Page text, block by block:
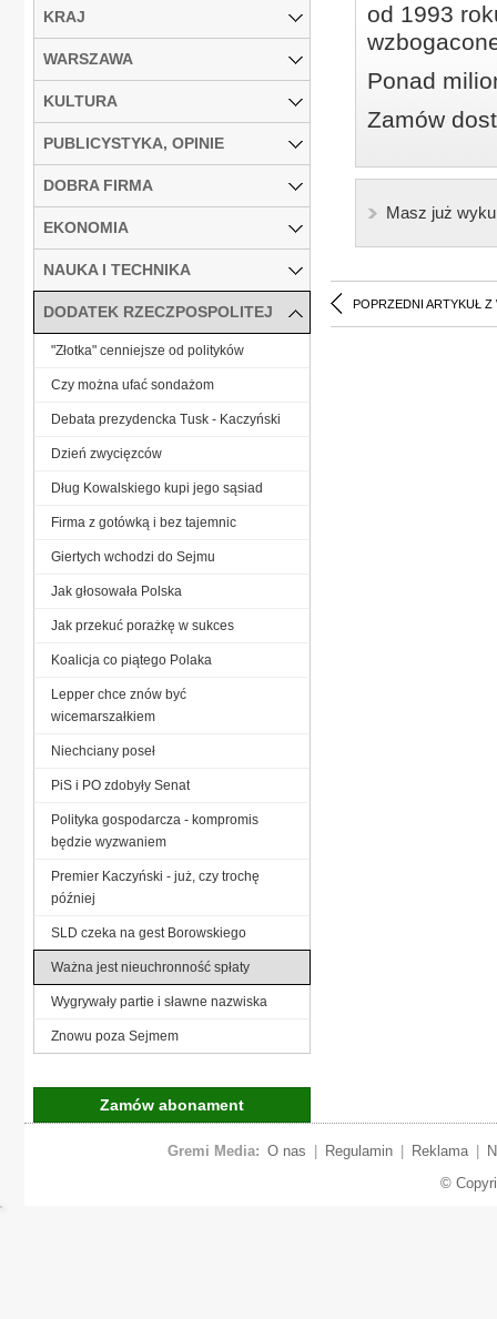
od 1993
Ponad
Zamów
Masz już
POPRZEDNI ARTYKUŁ Z
KRAJ
WARSZAWA
KULTURA
PUBLICYSTYKA, OPINIE
DOBRA FIRMA
EKONOMIA
NAUKA I TECHNIKA
DODATEK RZECZPOSPOLITEJ
"Złotka" cenniejsze od polityków
Czy można ufać sondażom
Debata prezydencka Tusk - Kaczyński
Dzień zwycięzców
Dług Kowalskiego kupi jego sąsiad
Firma z gotówką i bez tajemnic
Giertych wchodzi do Sejmu
Jak głosowała Polska
Jak przekuć porażkę w sukces
Koalicja co piątego Polaka
Lepper chce znów być
wicemarszałkiem
Niechciany poseł
PiS i PO zdobyły Senat
Polityka gospodarcza - kompromis
będzie wyzwaniem
Premier Kaczyński - już, czy trochę
później
SLD czeka na gest Borowskiego
Ważna jest nieuchronność spłaty
Wygrywały partie i sławne nazwiska
Znowu poza Sejmem
Zamów abonament
Gremi Media: O nas Regulamin Reklama
©